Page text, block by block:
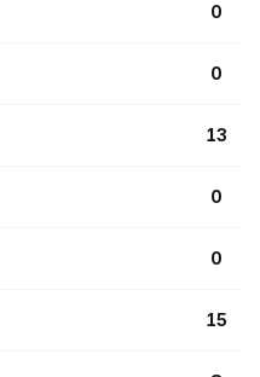
0
0
13
0
0
15